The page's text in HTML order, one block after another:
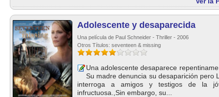
Adolescente y desaparecida
Una película de Paul Schneider - Thriller - 2006
Otros Títulos: seventeen & missing
Una adolescente desaparece
Su madre denuncia su desaparición pero
interroga a amigos y testigos de la
infructuosa.,Sin embargo, su...